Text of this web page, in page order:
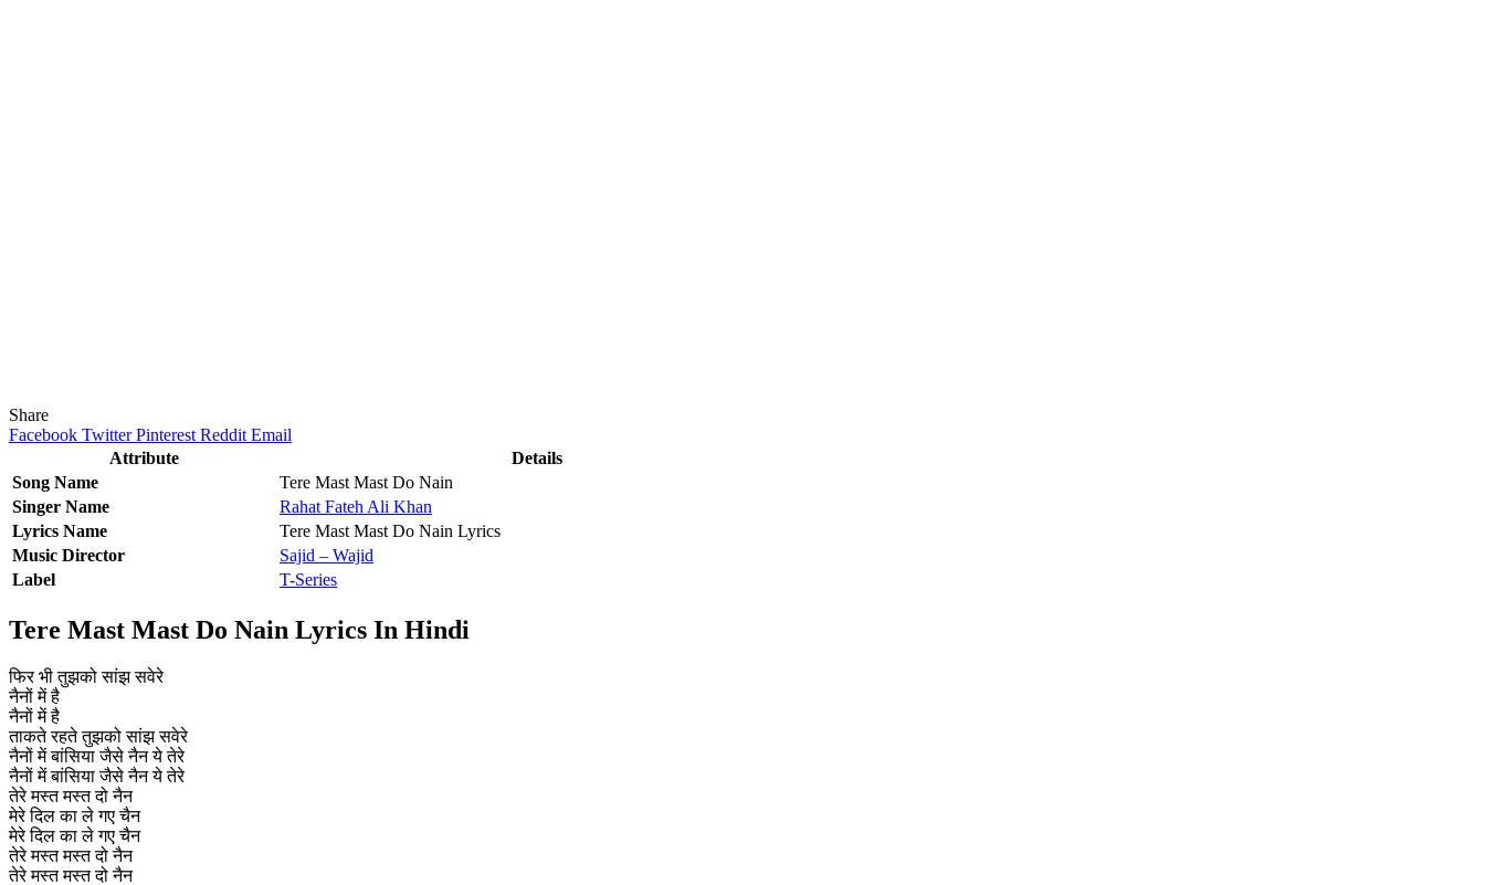
Share
Facebook Twitter Pinterest Reddit Email
Attribute
Details
Song Name
Tere Mast Mast Do Nain
Singer Name
Rahat Fateh Ali Khan
Lyrics Name
Tere Mast Mast Do Nain Lyrics
Music Director
Sajid – Wajid
Label
T-Series
Tere Mast Mast Do Nain Lyrics In Hindi
फिर भी तुझको सांझ सवेरे
नैनों में है
नैनों में है
ताकते रहते तुझको सांझ सवेरे
नैनों में बांसिया जैसे नैन ये तेरे
नैनों में बांसिया जैसे नैन ये तेरे
तेरे मस्त मस्त दो नैन
मेरे दिल का ले गए चैन
मेरे दिल का ले गए चैन
तेरे मस्त मस्त दो नैन
तेरे मस्त मस्त दो नैन